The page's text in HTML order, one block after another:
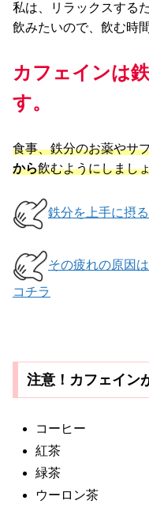
私は、リラックスする
飲みたいので、飲む時
カフェインは
す。
食事、鉄分のお薬やサ
から飲むようにしまし
鉄分を上手に摂
その疲れの原因
コチラ
注意！カフェイン
コーヒー
紅茶
緑茶
ウーロン茶